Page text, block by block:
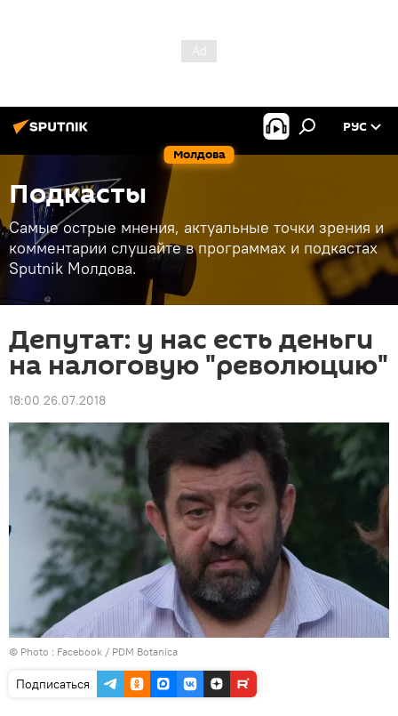
Молдова
РУС
Подкасты
Самые острые мнения, актуальные точки зрения и
комментарии слушайте в программах и подкастах
Sputnik Молдова.
Депутат: у нас есть деньги
на налоговую "революцию"
18:00 26.07.2018
© Photo : Facebook / PDM Botanica
Подписаться